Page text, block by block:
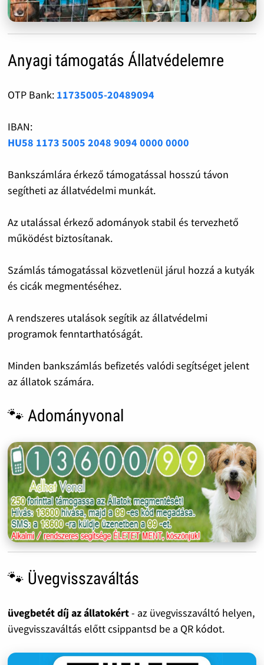
Anyagi támogatás Állatvédelemre
OTP Bank: 11735005-20489094
IBAN:
HU58 1173 5005 2048 9094 0000 0000
Bankszámlára érkező támogatással hosszú távon
segítheti az állatvédelmi munkát.
Az utalással érkező adományok stabil és tervezhető
működést biztosítanak.
Számlás támogatással közvetlenül járul hozzá a kutyák
és cicák megmentéséhez.
A rendszeres utalások segítik az állatvédelmi
programok fenntarthatóságát.
Minden bankszámlás befizetés valódi segítséget jelent
az állatok számára.
🐾 Adományvonal
🐾 Üvegvisszaváltás
üvegbetét díj az állatokért- az üvegvisszaváltó helyen,
üvegvisszaváltás előtt csippantsd be a QR kódot.